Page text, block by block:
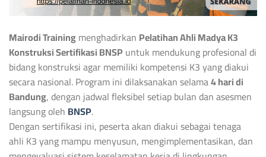
Mairodi Trainingmenghadirkan Pelatihan Ahli Madya K3
Konstruksi Sertifikasi BNSP untuk mendukung profesional di
bidang konstruksi agar memiliki kompetensi K3 yang diakui
secara nasional. Program ini dilaksanakan selama4 hari di
Bandung, dengan jadwal fleksibel setiap bulan dan asesmen
langsung oleh BNSP.
Dengan sertifikasi ini, peserta akan diakui sebagai tenaga
ahli K3 yang mampu menyusun, mengimplementasikan, dan